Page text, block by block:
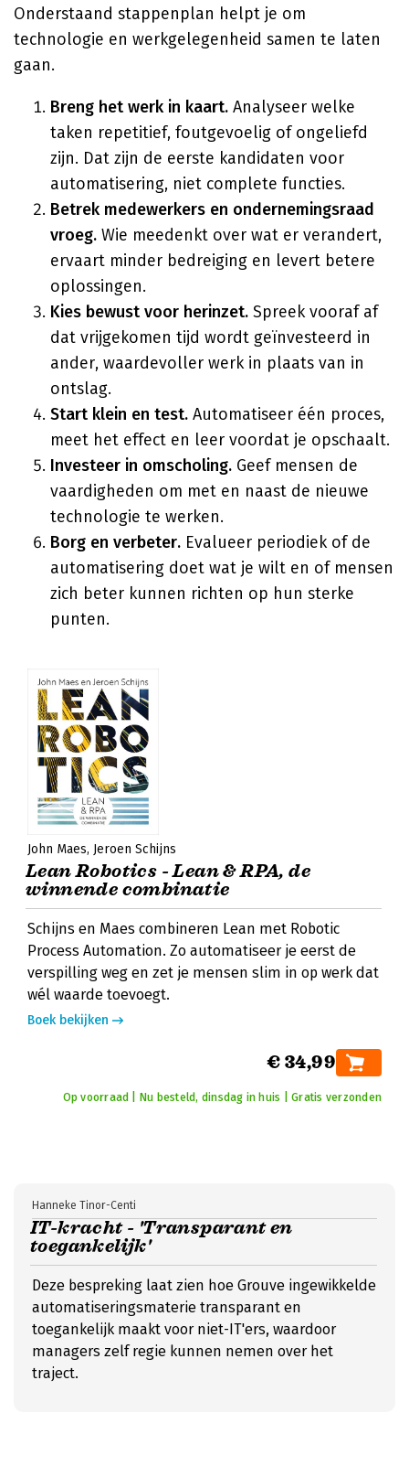
Onderstaand stappenplan helpt je om
technologie en werkgelegenheid samen te laten
gaan.
Breng het werk in kaart. Analyseer welke
taken repetitief, foutgevoelig of ongeliefd
zijn. Dat zijn de eerste kandidaten voor
automatisering, niet complete functies.
Betrek medewerkers en ondernemingsraad
vroeg. Wie meedenkt over wat er verandert,
ervaart minder bedreiging en levert betere
oplossingen.
Kies bewust voor herinzet. Spreek vooraf af
dat vrijgekomen tijd wordt geïnvesteerd in
ander, waardevoller werk in plaats van in
ontslag.
Start klein en test. Automatiseer één proces,
meet het effect en leer voordat je opschaalt.
Investeer in omscholing. Geef mensen de
vaardigheden om met en naast de nieuwe
technologie te werken.
Borg en verbeter. Evalueer periodiek of de
automatisering doet wat je wilt en of mensen
zich beter kunnen richten op hun sterke
punten.
John Maes Jeroen Schijns
Lean Robotics - Lean & RPA, de
winnende combinatie
Schijns en Maes combineren Lean met Robotic
Process Automation. Zo automatiseer je eerst de
verspilling weg en zet je mensen slim in op werk dat
wél waarde toevoegt.
Boek bekijken
€ 34,99
Op voorraad | Nu besteld, dinsdag in huis | Gratis verzonden
IT-kracht - 'Transparant en
toegankelijk'
Hanneke Tinor-Centi
Deze bespreking laat zien hoe Grouve ingewikkelde
automatiseringsmaterie transparant en
toegankelijk maakt voor niet-IT'ers, waardoor
managers zelf regie kunnen nemen over het
traject.